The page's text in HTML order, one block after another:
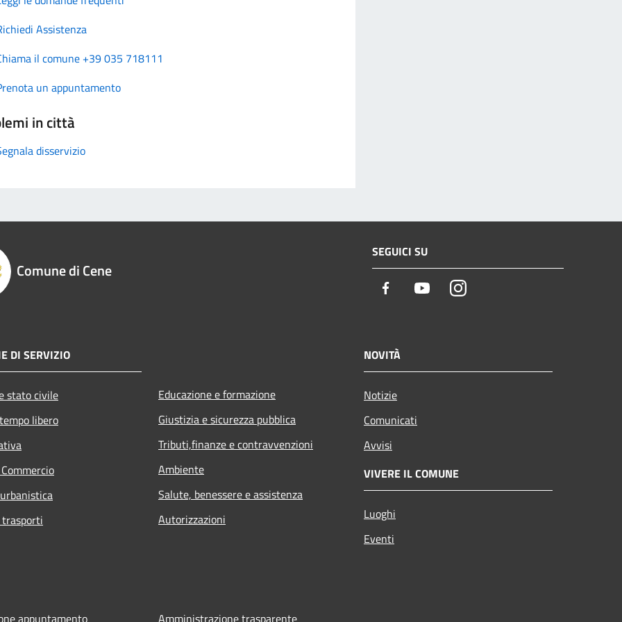
Assistenza
il comune +39 035 718111
un appuntamento
in città
disservizio
Comune di Cene
SEGUICI SU
Facebook YoutubeInstagram
DI SERVIZIO
stato civile
libero
Educazione e formazione
Giustizia e sicurezza pubblica
Tributi,finanze e contravvenzioni
Ambiente
Salute, benessere e assistenza
Autorizzazioni
NOVITÀ
Notizie
Comunicati
Avvisi
VIVERE IL COMUNE
Luoghi
Eventi
appuntamento Amministrazione trasparente